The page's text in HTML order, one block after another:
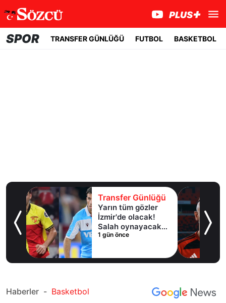
SPOR TRANSFER GÜNLÜĞÜ FUTBOL BASKETBOL
Transfer Günlüğü
Yarın tüm gözler
İzmir'de olacak!
Salah oynayacak
mı?
1 gün önce
Haberler - Basketbol